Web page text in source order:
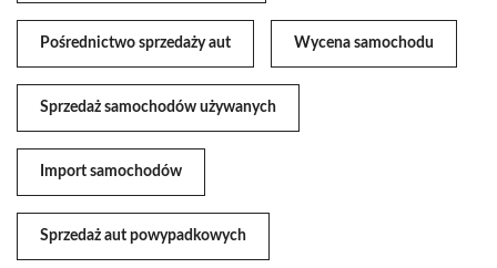
Pośrednictwo sprzedaży aut Wycena samochodu
Sprzedaż samochodów używanych
Import samochodów
Sprzedaż aut powypadkowych